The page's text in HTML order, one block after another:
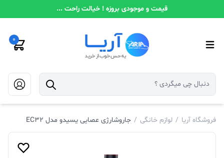
قیمت و موجودی بروزه ! خیالت راحت ...
0
فروشگاه آریا / لوازم خانگی / جاروشارژی عصایی یسیدو مدل EC32